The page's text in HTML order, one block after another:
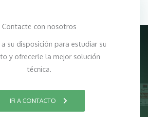
Contacte con nosotros
su disposición para estudiar su
y ofrecerle la mejor solución
técnica.
IR A CONTACTO